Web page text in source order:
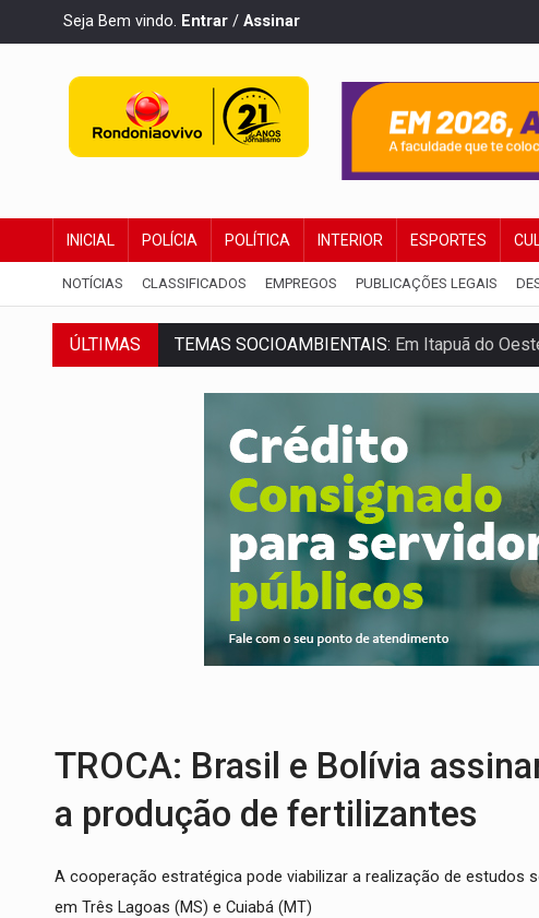
Seja Bem vindo. Entrar / Assinar
INICIAL POLÍCIA POLÍTICA INTERIOR ESPORTES
NOTÍCIAS CLASSIFICADOS EMPREGOS PUBLICAÇÕES LEGAIS
ÚLTIMAS PREVISÃO:Interior de Rondônia terá sábado
INFRAESTRUTURA:Após quase 30 anos de
Coreografia de Rondônia estreia na
ELEIÇÕES 2026: Sgt. Mouza esclarece 'erro
JUDICIÁRIO:Sinjur parabeniza servidores
Publicação Legal: AVISO DE LICITAÇÃO:
Polícia apreende mais de uma
EMOCIONE:PRESENTES: Confira os sorteados
TROCA: Brasil e Bolívia
a produção de fertilizantes
A cooperação estratégica pode viabilizar a realização de estudos
em Três Lagoas (MS) e Cuiabá (MT)